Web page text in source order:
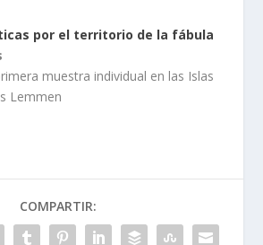
por el territorio de la fábula
muestra individual en las Islas
Lemmen
COMPARTIR: